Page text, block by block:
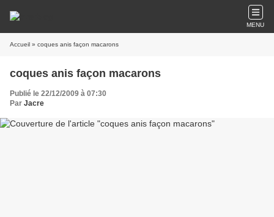
MENU
Accueil » coques anis façon macarons
coques anis façon macarons
Publié le 22/12/2009 à 07:30
Par Jacre